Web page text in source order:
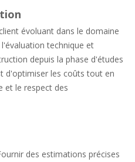
évoluant dans le domaine
technique et
depuis la phase d'études
d'optimiser les coûts tout en
et le respect des
des estimations précises